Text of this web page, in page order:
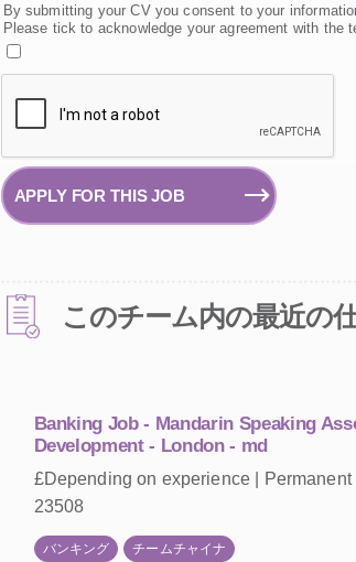
By submitting your CV you consent to your
Please tick to acknowledge your agreement with the
APPLY FOR THIS JOB
このチーム内の最近の
Banking Job - Mandarin Speaking
Development - London - md
£Depending on experience |
23508
バンキング チームチャイナ